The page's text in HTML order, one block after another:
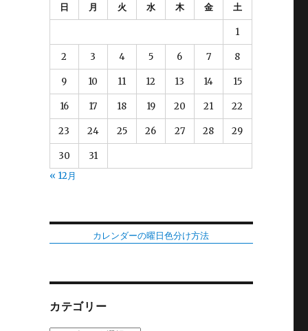
日 月 火 水 木 金 土
1
2 3 4 5 6 7 8
9 10 11 12 13 14 15
16 17 18 19 20 21 22
23 24 25 26 27 28 29
30
31
« 12月
カレンダーの曜日色分け方法
カテゴリー